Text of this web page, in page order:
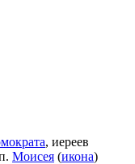
, иереев
Моисея (икона)